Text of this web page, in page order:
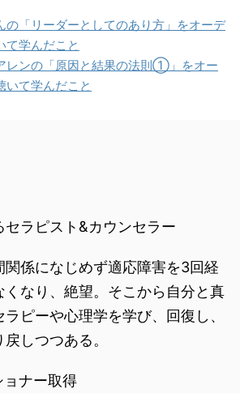
の「リーダーとしてのあり方」をオーデ
て学んだこと
レンの「原因と結果の法則①」をオー
いて学んだこと
ラピスト&カウンセラー
関係になじめず適応障害を3回経
くなり、絶望。そこから自分と真
ピーや心理学を学び、回復し、
しつつある。
ナー取得